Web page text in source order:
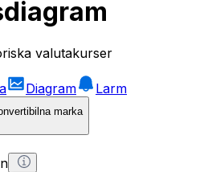
valutakurser
Diagram
Larm
marka